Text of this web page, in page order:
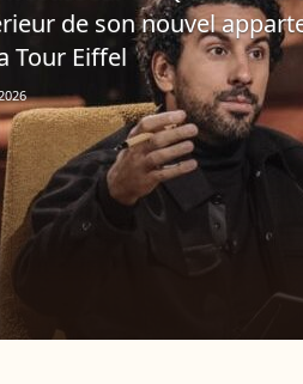
de son nouvel
Tour Eiffel